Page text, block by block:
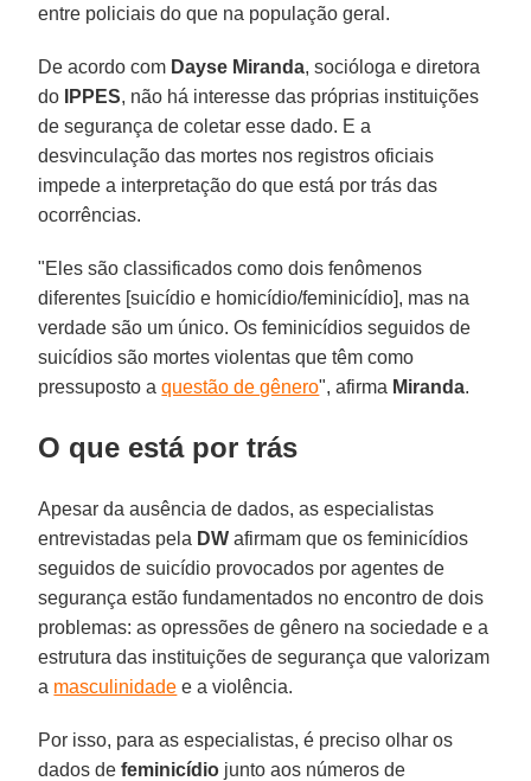
entre policiais do que na população geral.
De acordo com Dayse Miranda, socióloga e diretora
do
IPPES, não há interesse das próprias instituições
de segurança de coletar esse dado. E a
desvinculação das mortes nos registros oficiais
impede a interpretação do que está por trás das
ocorrências.
"Eles são classificados como dois fenômenos
diferentes [suicídio e homicídio/feminicídio], mas na
verdade são um único. Os feminicídios seguidos de
suicídios são mortes violentas que têm como
pressuposto aquestão de gênero", afirma Miranda.
O que está por trás
Apesar da ausência de dados, as especialistas
entrevistadas pela DW afirmam que os feminicídios
seguidos de suicídio provocados por agentes de
segurança estão fundamentados no encontro de dois
problemas: as opressões de gênero na sociedade e a
estrutura das instituições de segurança que valorizam
a masculinidade e a violência.
Por isso, para as especialistas, é preciso olhar os
dados de feminicídio junto aos números de